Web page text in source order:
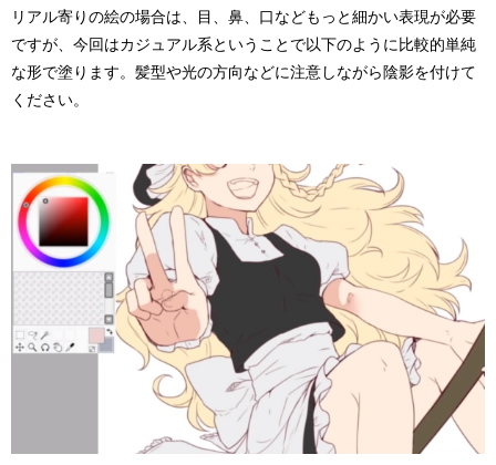
リアル寄りの絵の場合は、目、鼻、口などもっと細かい表現が必要
ですが、今回はカジュアル系ということで以下のように比較的単純
な形で塗ります。髪型や光の方向などに注意しながら陰影を付けて
ください。